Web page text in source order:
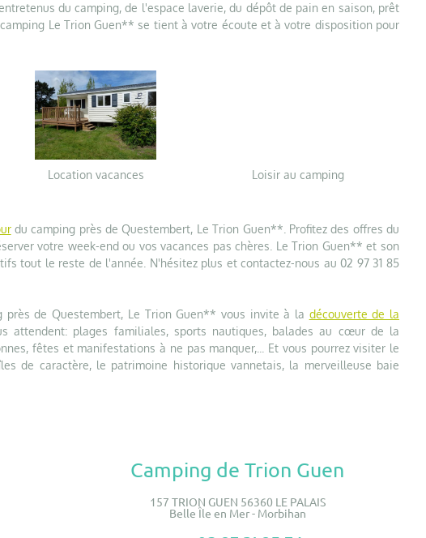
du camping, de l'espace laverie, du dépôt de pain en saison, prêt
Le Trion Guen** se tient à votre écoute et à votre disposition pour
Location vacances Loisir au camping
du camping près de Questembert, Le Trion Guen**. Profitez des offres du
votre week-end ou vos vacances pas chères. Le Trion Guen** et son
tout le reste de l'année. N'hésitez plus et contactez-nous au 02 97 31 85
de Questembert, Le Trion Guen** vous invite à la découverte de la
attendent: plages familiales, sports nautiques, balades au cœur de la
fêtes et manifestations à ne pas manquer,... Et vous pourrez visiter le
de caractère, le patrimoine historique vannetais, la merveilleuse baie
Camping de Trion Guen
157 TRION GUEN 56360 LE PALAIS
Belle Île en Mer - Morbihan